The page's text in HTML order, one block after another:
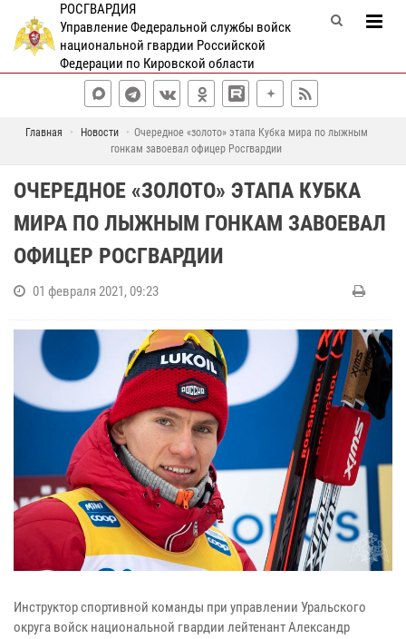
РОСГВАРДИЯ
Управление Федеральной службы войск
национальной гвардии Российской
Федерации по Кировской области
Главная Новости
Очередное «золото» этапа Кубка мира по лыжным
гонкам завоевал офицер Росгвардии
ОЧЕРЕДНОЕ «ЗОЛОТО» ЭТАПА КУБКА
МИРА ПО ЛЫЖНЫМ ГОНКАМ ЗАВОЕВАЛ
ОФИЦЕР РОСГВАРДИИ
01 февраля 2021, 09:23
Инструктор спортивной команды при управлении Уральского
округа войск национальной гвардии лейтенант Александр